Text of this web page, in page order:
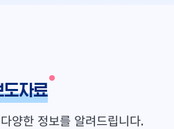
도자료
한 정보를 알려드립니다.